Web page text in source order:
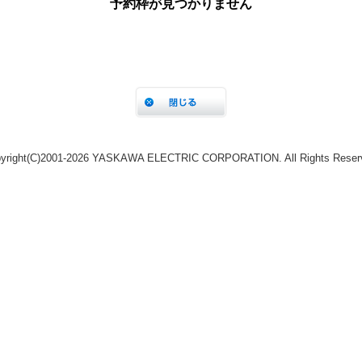
YASKAWA ELECTRIC CORPORATION. All Rights